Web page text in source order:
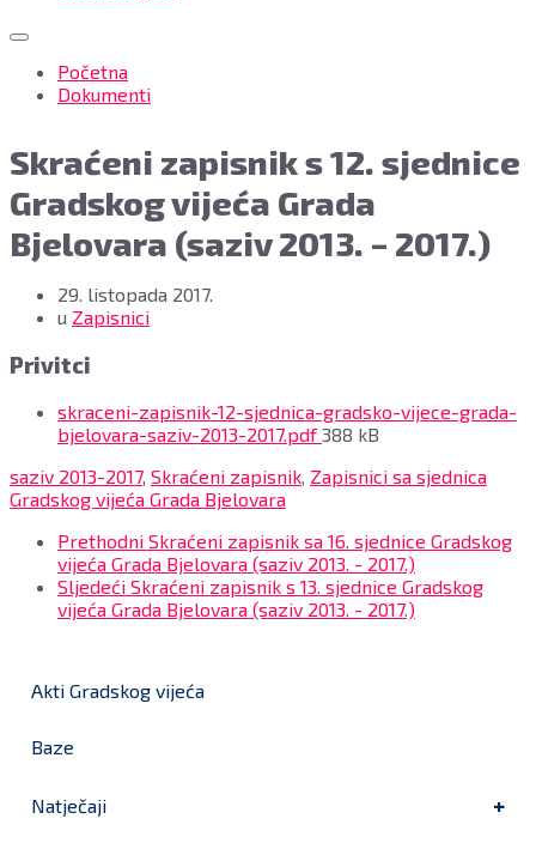
Početna
Dokumenti
Skraćeni zapisnik s 12. sjednice
Gradskog vijeća Grada
Bjelovara (saziv 2013. – 2017.)
29. listopada 2017.
u Zapisnici
Privitci
skraceni-zapisnik-12-sjednica-gradsko-vijece-grada-
bjelovara-saziv-2013-2017.pdfFile
388 kB
saziv 2013-2017, Skraćeni zapisnik, Zapisnici sa sjednica
Gradskog vijeća Grada Bjelovara
Prethodni Skraćeni zapisnik sa 16. sjednice Gradskog
vijeća Grada Bjelovara (saziv 2013. - 2017.)
Sljedeći Skraćeni zapisnik s 13. sjednice Gradskog
vijeća Grada Bjelovara (saziv 2013. - 2017.)
Akti Gradskog vijeća
Baze
Natječaji